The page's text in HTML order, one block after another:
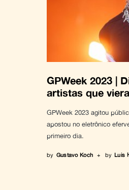
GPWeek 2023 |
artistas que
GPWeek 2023 agitou
apostou no eletrônico
primeiro dia.
by Gustavo Koch + by Luis